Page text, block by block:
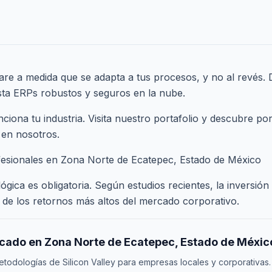
a medida que se adapta a tus procesos, y no al revés.
ERPs robustos y seguros en la nube.
tu industria. Visita nuestro portafolio y descubre
nosotros.
en Zona Norte de Ecatepec, Estado de México
es obligatoria. Según estudios recientes, la inversión
los retornos más altos del mercado corporativo.
en Zona Norte de Ecatepec, Estado de
de Silicon Valley para empresas locales y